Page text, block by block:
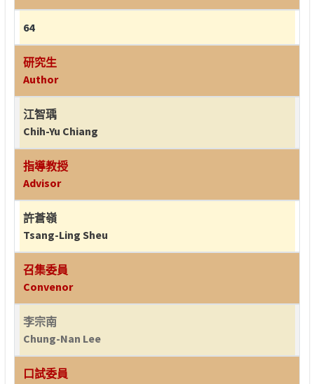
64
研究生
Author
江智瑀
Chih-Yu Chiang
指導教授
Advisor
許蒼嶺
Tsang-Ling Sheu
召集委員
Convenor
李宗南
Chung-Nan Lee
口試委員